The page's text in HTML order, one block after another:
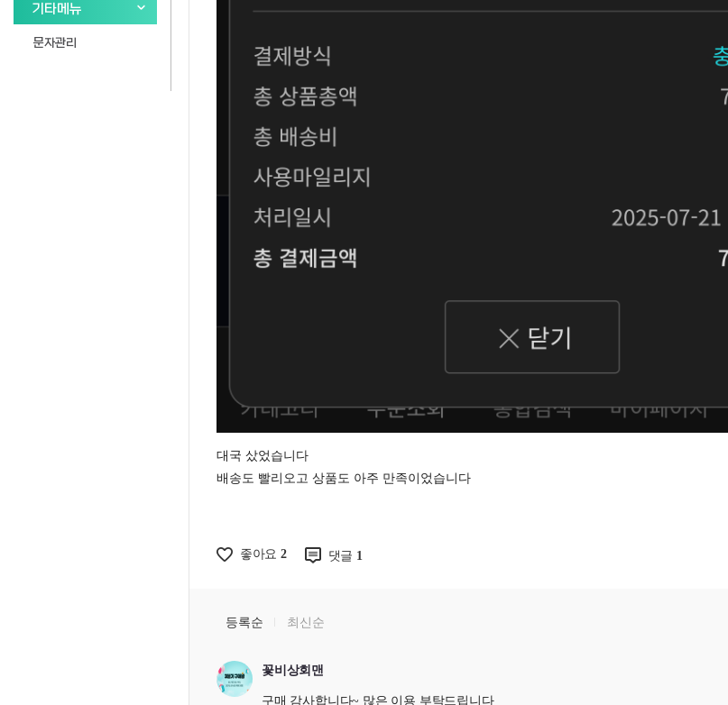
기타메뉴
문자관리
대국 샀었습니다
배송도 빨리오고 상품도 아주 만족이었습니다
좋아요2 댓글 1
등록순 최신순
꽃비상회맨
구매 감사합니다~ 많은 이용 부탁드립니다